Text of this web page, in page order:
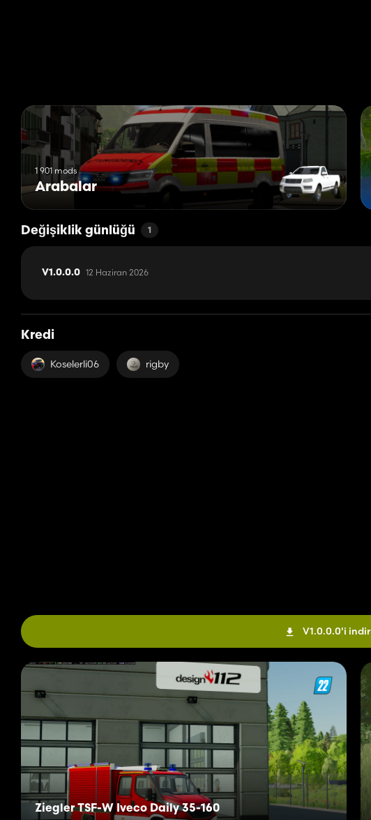
1 901 mods
Arabalar
Değişiklik günlüğü 1
V1.0.0.0 12 Haziran 2026
Kredi
Koselerli06 rigby
V1.0.0.0'i indir
Ziegler TSF-W Iveco Daily 35-160